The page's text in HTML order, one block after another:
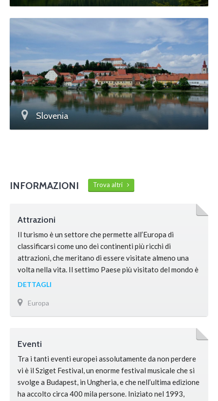
Slovenia
INFORMAZIONI Trova altri
Attrazioni
Il turismo è un settore che permette all’Europa di
classificarsi come uno dei continenti più ricchi di
attrazioni, che meritano di essere visitate almeno una
volta nella vita. Il settimo Paese più visitato del mondo è
la Turchia, in grado di attirare ben 30 milioni di visitatori
mercato coperto più …
DETTAGLI
Europa
Eventi
Tra i tanti eventi europei assolutamente da non perdere
vi è il Sziget Festival, un enorme festival musicale che si
svolge a Budapest, in Ungheria, e che nell’ultima edizione
ha accolto circa 400 mila persone. Iniziato nel 1993,